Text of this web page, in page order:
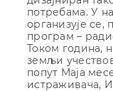
потребама. У
организује се,
програм –
Током година,
земљи
попут Маја
истраживача,